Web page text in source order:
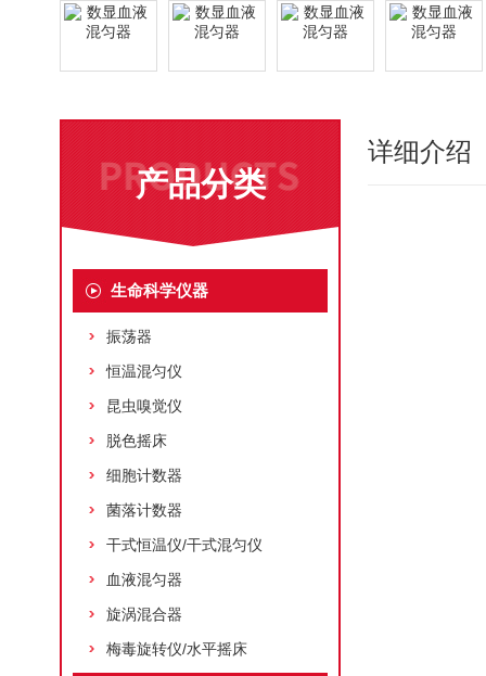
产品分类
生命科学仪器
振荡器
恒温混匀仪
昆虫嗅觉仪
脱色摇床
细胞计数器
菌落计数器
干式恒温仪/干式混匀仪
血液混匀器
旋涡混合器
梅毒旋转仪/水平摇床
详细介绍